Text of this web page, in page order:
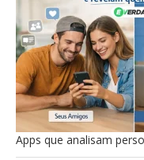
Apps que analisam